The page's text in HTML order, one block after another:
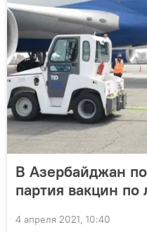
В Азербайджан
партия вакцин по
4 апреля 2021, 10:40